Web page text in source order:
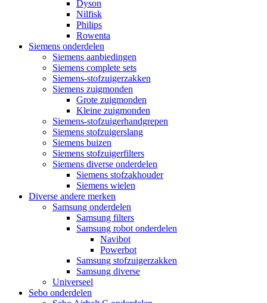
Dyson
Nilfisk
Philips
Rowenta
Siemens onderdelen
Siemens aanbiedingen
Siemens complete sets
Siemens-stofzuigerzakken
Siemens zuigmonden
Grote zuigmonden
Kleine zuigmonden
Siemens-stofzuigerhandgrepen
Siemens stofzuigerslang
Siemens buizen
Siemens stofzuigerfilters
Siemens diverse onderdelen
Siemens stofzakhouder
Siemens wielen
Diverse andere merken
Samsung onderdelen
Samsung filters
Samsung robot onderdelen
Navibot
Powerbot
Samsung stofzuigerzakken
Samsung diverse
Universeel
Sebo onderdelen